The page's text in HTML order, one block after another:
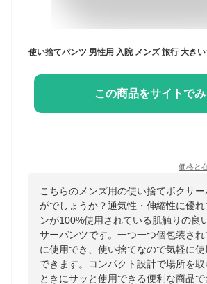
この商品をサイトで
価格と
こちらのメンズ用の使い捨てボクサ
がでしょうか？通気性・伸縮性に優れ
ンが100%使用されている肌触りの良
サーパンツです。一つ一つ個包装さ
に使用でき、使い捨てなので気軽に
できます。コンパクト設計で場所を
ときにサッと使用できる便利な商品で